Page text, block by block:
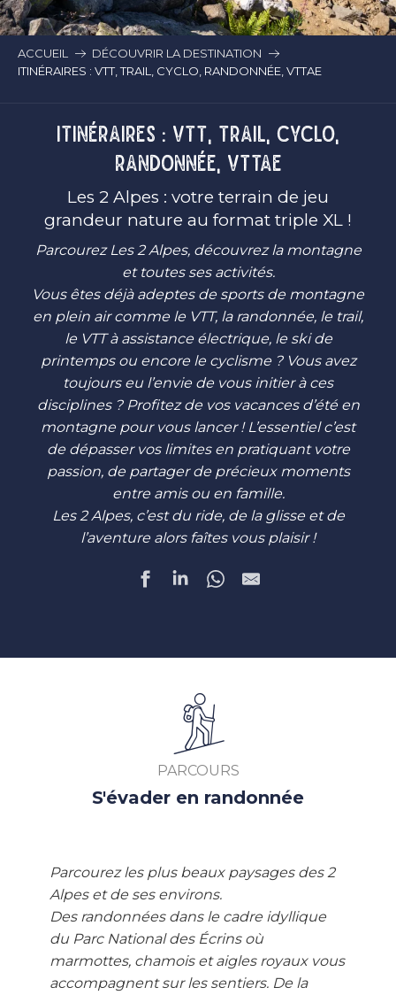
ACCUEIL
DÉCOUVRIR LA DESTINATION
ITINÉRAIRES : VTT, TRAIL, CYCLO, RANDONNÉE, VTTAE
ITINÉRAIRES : VTT, TRAIL, CYCLO,
RANDONNÉE, VTTAE
Les 2 Alpes : votre terrain de jeu
grandeur nature au format triple XL !
Parcourez Les 2 Alpes, découvrez la montagne
et toutes ses activités.
Vous êtes déjà adeptes de sports de montagne
en plein air comme le VTT, la randonnée, le trail,
le VTT à assistance électrique, le ski de
printemps ou encore le cyclisme ? Vous avez
toujours eu l’envie de vous initier à ces
disciplines ? Profitez de vos vacances d’été en
montagne pour vous lancer ! L’essentiel c’est
de dépasser vos limites en pratiquant votre
passion, de partager de précieux moments
entre amis ou en famille.
Les 2 Alpes, c’est du ride, de la glisse et de
l’aventure alors faîtes vous plaisir !
PARCOURS
S'évader en randonnée
Parcourez les plus beaux paysages des 2
Alpes et de ses environs.
Des randonnées dans le cadre idyllique
du Parc National des Écrins où
marmottes, chamois et aigles royaux vous
accompagnent sur les sentiers. De la